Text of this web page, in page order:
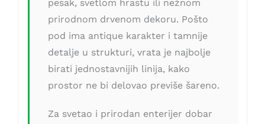
pesak, svetlom hrastu ili nežnom
prirodnom drvenom dekoru. Pošto
pod ima antique karakter i tamnije
detalje u strukturi, vrata je najbolje
birati jednostavnijih linija, kako
prostor ne bi delovao previše šareno.
Za svetao i prirodan enterijer dobar